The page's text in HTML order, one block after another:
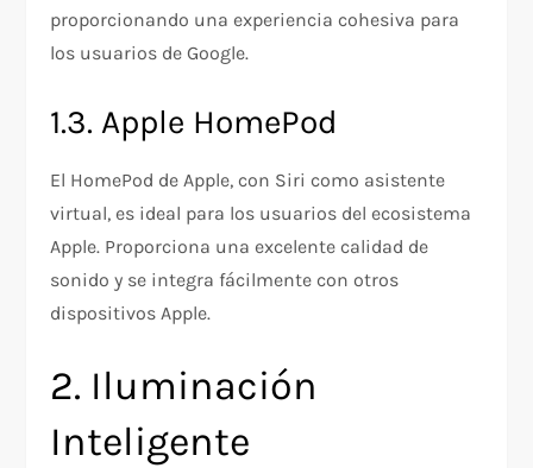
proporcionando una experiencia cohesiva para
los usuarios de Google.
1.3. Apple HomePod
El HomePod de Apple, con Siri como asistente
virtual, es ideal para los usuarios del ecosistema
Apple. Proporciona una excelente calidad de
sonido y se integra fácilmente con otros
dispositivos Apple.
2. Iluminación
Inteligente